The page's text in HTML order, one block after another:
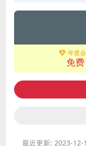
年度
免费
最近更新: 2023-12-